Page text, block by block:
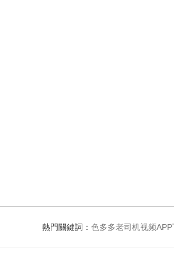
熱門關鍵詞： 色多多老司机视频APP下载，大容量離心機，大容